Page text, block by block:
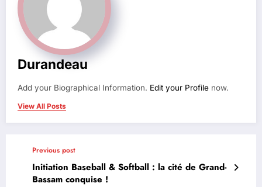
Durandeau
Add your Biographical Information. Edit your Profile now.
View All Posts
Previous post
Initiation Baseball & Softball : la cité de Grand-
Bassam conquise !